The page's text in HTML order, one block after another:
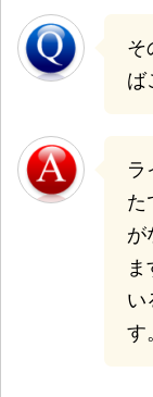
そ
ば
ラ
た
が
い
す